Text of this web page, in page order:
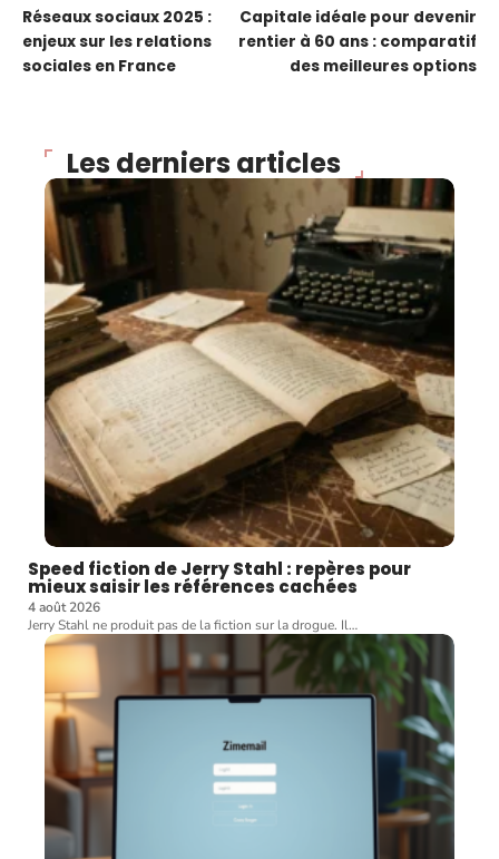
Réseaux sociaux 2025 :
enjeux sur les relations
sociales en France
Capitale idéale pour devenir
rentier à 60 ans : comparatif
des meilleures options
Les derniers articles
Speed fiction de Jerry Stahl : repères pour
mieux saisir les références cachées
4 août 2026
Jerry Stahl ne produit pas de la fiction sur la drogue. Il…